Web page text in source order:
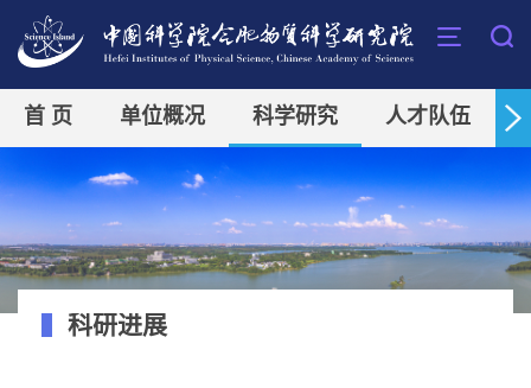
首 页 单位概况 科学研究 人才队伍
科研进展